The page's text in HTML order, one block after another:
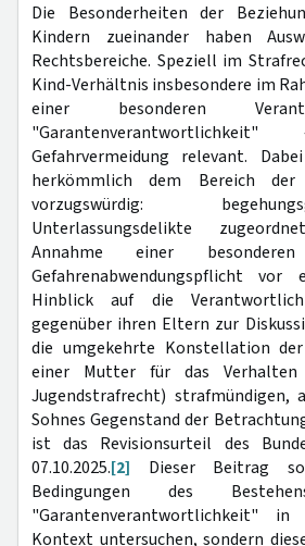
Die Besonderheiten der
Kindern zueinander haben
Rechtsbereiche. Speziell im
Kind-Verhältnis insbesondere im
einer besonderen
Gefahrvermeidung relevant.
herkömmlich dem Bereich
vorzugswürdig:
Unterlassungsdelikte
Annahme einer besonderen
Gefahrenabwendungspflicht
Hinblick auf die
gegenüber ihren Eltern zur
die umgekehrte Konstellation
einer Mutter für das
Jugendstrafrecht) strafmündigen,
Sohnes Gegenstand der
ist das Revisionsurteil des
07.10.2025.[2] Dieser Beitrag
Bedingungen des
"Garantenverantwortlichkeit" in
Kontext untersuchen, sondern